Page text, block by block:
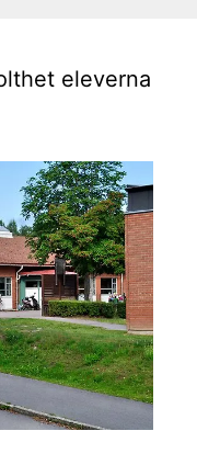
eleverna